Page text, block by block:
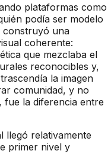
plataformas como
podía ser modelo
construyó una
coherente:
que mezclaba el
reconocibles y,
la imagen
comunidad, y no
fue la diferencia entre
llegó relativamente
primer nivel y